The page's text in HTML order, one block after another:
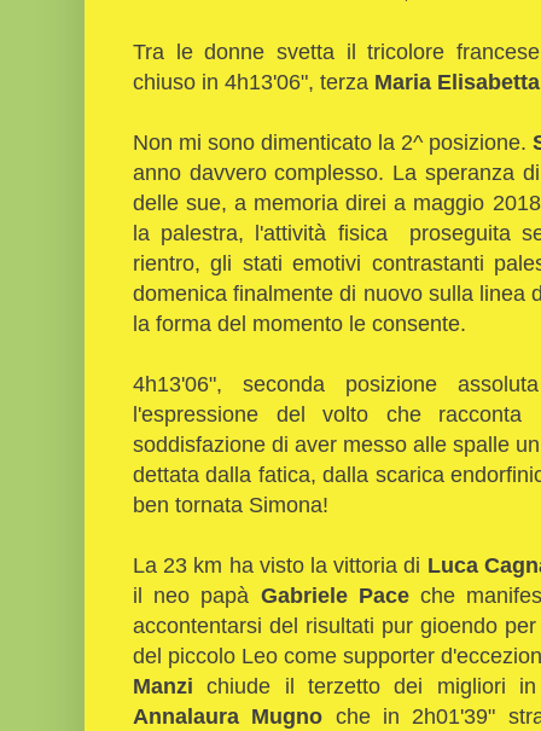
Tra le donne svetta il tricolore
chiuso in 4h13'06", terza Maria
Non mi sono dimenticato la 2^ posizione.
anno davvero complesso. La speranza
delle sue, a memoria direi a maggio
la palestra, l'attività fisica proseguita
rientro, gli stati emotivi contrastanti
domenica finalmente di nuovo sulla linea
la forma del momento le consente.
4h13'06", seconda posizione
l'espressione del volto che
soddisfazione di aver messo alle spalle
dettata dalla fatica, dalla scarica
ben tornata Simona!
La 23 km ha visto la vittoria di Luca
il neo papà Gabriele Paceche
accontentarsi del risultati pur gioendo
del piccolo Leo come supporter
Manzichiude il terzetto dei migliori
Annalaura Mugno che in 2h01'39"